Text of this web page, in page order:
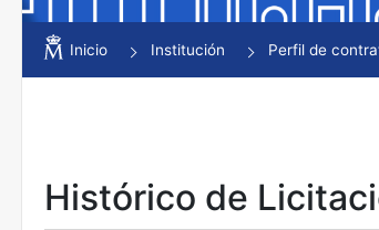
Mostrar/Ocultar
Mostrar/Ocultar
Inicio Institución Perfil de
Histórico de